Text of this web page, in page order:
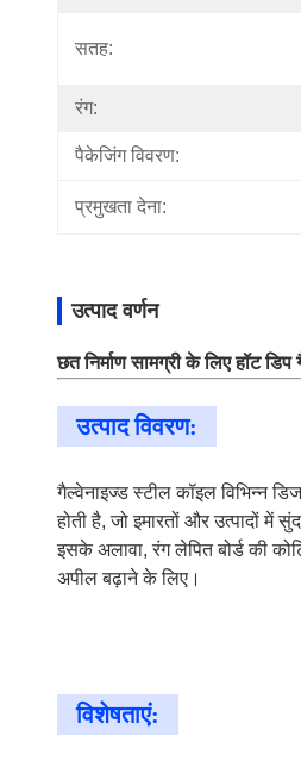
सतह:
रंग:
पैकेजिंग विवरण:
प्रमुखता देना:
उत्पाद वर्णन
छत निर्माण सामग्री के लिए हॉट
उत्पाद विवरण:
गैल्वेनाइज्ड स्टील कॉइल विभिन्न
होती है, जो इमारतों और उत्पादों
इसके अलावा, रंग लेपित बोर्ड की
अपील बढ़ाने के लिए।
विशेषताएं: